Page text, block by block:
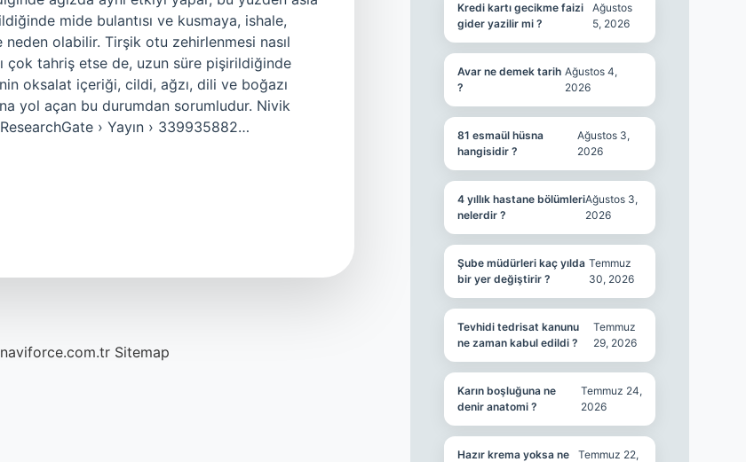
mide bulantısı ve kusmaya, ishale,
olabilir. Tirşik otu zehirlenmesi nasıl
çok tahriş etse de, uzun süre pişirildiğinde
oksalat içeriği, cildi, ağzı, dili ve boğazı
yol açan bu durumdan sorumludur. Nivik
› Yayın › 339935882…
Sitemap
Kredi kartı gecikme faizi
gider yazilir mi ?
Ağustos
5, 2026
Avar ne demek tarih
?
Ağustos 4,
2026
81 esmaül hüsna
hangisidir ?
Ağustos 3,
2026
4 yıllık hastane bölümleri
nelerdir ?
Ağustos 3,
2026
Şube müdürleri kaç yılda
bir yer değiştirir ?
Temmuz
30, 2026
Tevhidi tedrisat kanunu
ne zaman kabul edildi ?
Temmuz
29, 2026
Karın boşluğuna ne
denir anatomi ?
Temmuz 24,
2026
Hazır krema yoksa ne
Temmuz 22,